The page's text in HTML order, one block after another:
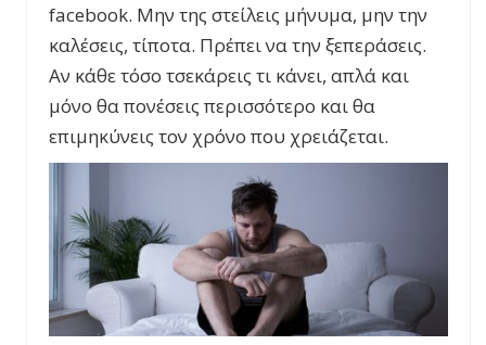
facebook. Μην της στείλεις μήνυμα, μην την
καλέσεις, τίποτα. Πρέπει να την ξεπεράσεις.
Αν κάθε τόσο τσεκάρεις τι κάνει, απλά και
μόνο θα πονέσεις περισσότερο και θα
επιμηκύνεις τον χρόνο που χρειάζεται.